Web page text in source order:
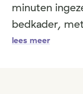
minuten
bedkader,
lees meer